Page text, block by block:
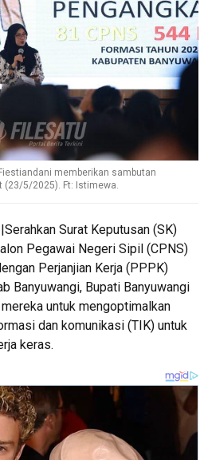
memberikan sambutan
(23/5/2025). Ft: Istimewa.
|Serahkan Surat Keputusan (SK)
Pegawai Negeri Sipil (CPNS)
Perjanjian Kerja (PPPK)
Banyuwangi, Bupati Banyuwangi
untuk mengoptimalkan
dan komunikasi (TIK) untuk
keras.